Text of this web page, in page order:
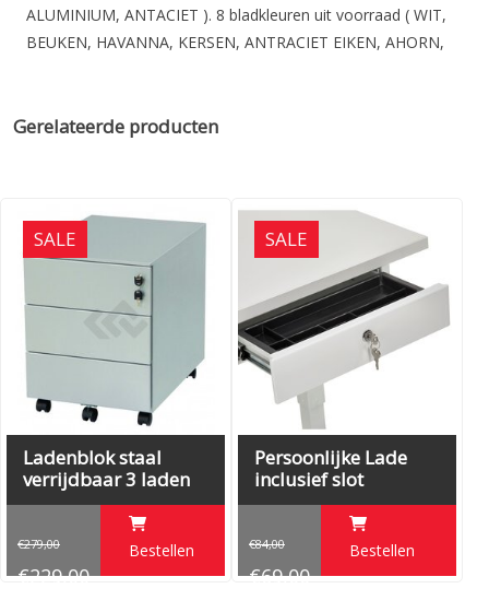
ALUMINIUM, ANTACIET ). 8 bladkleuren uit voorraad ( WIT,
BEUKEN, HAVANNA, KERSEN, ANTRACIET EIKEN, AHORN,
Gerelateerde producten
SALE
Ladenblok staal
verrijdbaar 3 laden
€279,00
€229,00
Bestellen
SALE
Persoonlijke Lade
inclusief slot
€84,00
€69,00
Bestellen